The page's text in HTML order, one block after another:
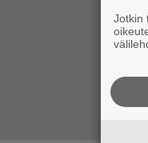
Jotkin